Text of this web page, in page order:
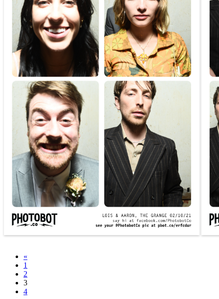
«
1
2
3
4